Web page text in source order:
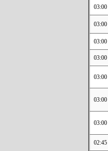
03:00
03:00
03:00
03:00
03:00
03:00
03:00
02:45